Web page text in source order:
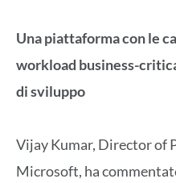
Una piattaforma con le
workload business-
di sviluppo
Vijay Kumar, Director of
Microsoft, ha